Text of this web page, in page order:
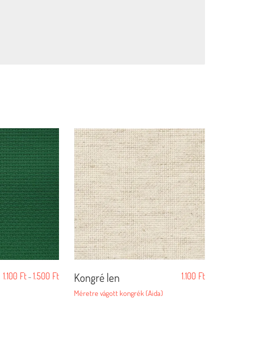
1.100 Ft– 1.500 Ft Kongré len
Méretre vágott kongrék (Aida)
1.100 Ft